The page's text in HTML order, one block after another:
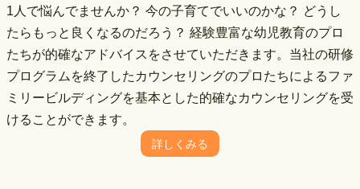
1⼈で悩んでませんか？ 今の⼦育てでいいのかな？ どうし
たらもっと良くなるのだろう？ 経験豊富な幼児教育のプロ
たちが的確なアドバイスをさせていただきます。当社の研修
プログラムを終了したカウンセリングのプロたちによるファ
ミリービルディングを基本とした的確なカウンセリングを受
けることができます。
詳しくみる